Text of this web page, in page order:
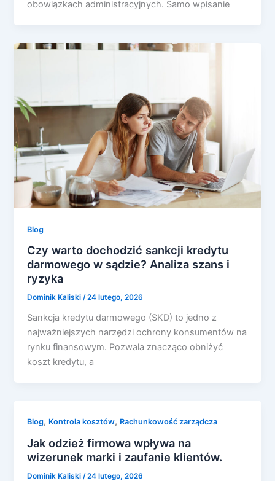
obowiązkach administracyjnych. Samo wpisanie
Blog
Czy warto dochodzić sankcji kredytu
darmowego w sądzie? Analiza szans i
ryzyka
Dominik Kaliski/24 lutego, 2026
Sankcja kredytu darmowego (SKD) to jedno z
najważniejszych narzędzi ochrony konsumentów na
rynku finansowym. Pozwala znacząco obniżyć
koszt kredytu, a
Blog, Kontrola kosztów, Rachunkowość zarządcza
Jak odzież firmowa wpływa na
wizerunek marki i zaufanie klientów.
Dominik Kaliski /24 lutego, 2026